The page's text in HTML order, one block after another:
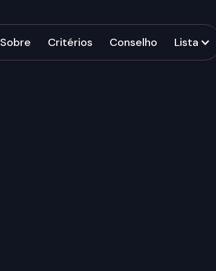
Sobre Critérios Conselho Lista